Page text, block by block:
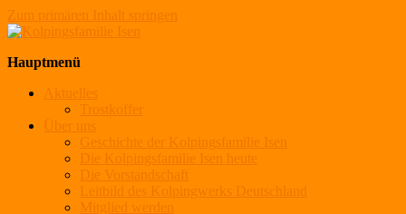
Zum primären Inhalt springen
Hauptmenü
Aktuelles
Trostkoffer
Über uns
Geschichte der Kolpingsfamilie Isen
Die Kolpingsfamilie Isen heute
Die Vorstandschaft
Leitbild des Kolpingwerks Deutschland
Mitglied werden